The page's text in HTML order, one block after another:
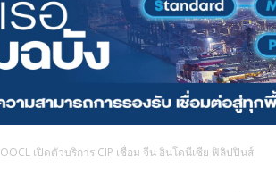
OOCL เปิดตัวบริการ CIP เชื่อม จีน อินโดนีเซีย ฟิลิปปินส์